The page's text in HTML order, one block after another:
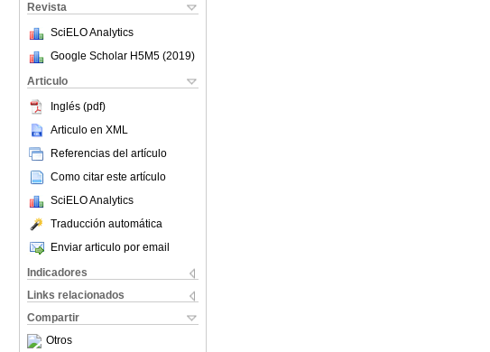
Revista
SciELO Analytics
Google Scholar H5M5 (2019)
Articulo
Inglés (pdf)
Articulo en XML
Referencias del artículo
Como citar este artículo
SciELO Analytics
Traducción automática
Enviar articulo por email
Indicadores
Links relacionados
Compartir
Otros